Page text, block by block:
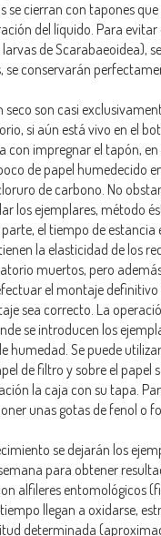
cierran con tapones
del líquido. Para
de Scarabaeoidea),
se conservarán
seco son casi
si aún está vivo en el
con impregnar el tapón,
de papel humedecido
de carbono. No
los ejemplares, método
el tiempo de
la elasticidad de los
muertos, pero
el montaje
sea correcto. La
se introducen los
humedad. Se puede
de filtro y sobre el papel
la caja con su tapa.
unas gotas de fenol o
se dejarán los
para obtener
alfileres entomológicos
llegan a oxidarse,
determinada